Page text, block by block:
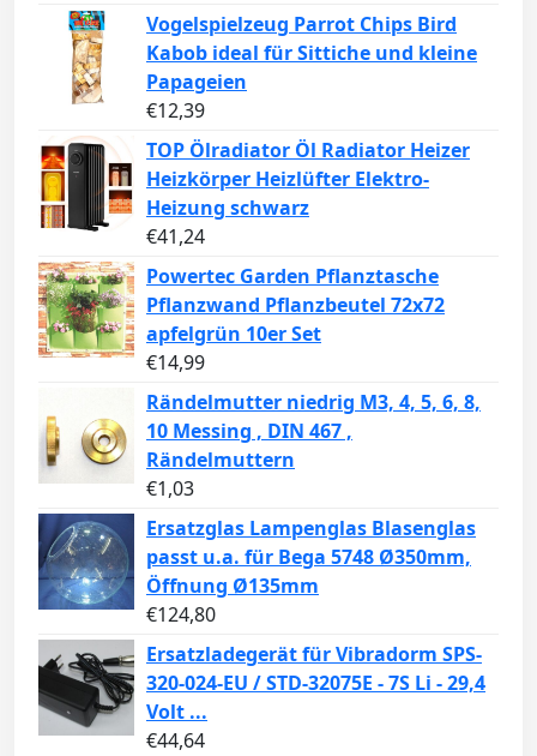
Vogelspielzeug Parrot Chips Bird
Kabob ideal für Sittiche und kleine
Papageien
€12,39
TOP Ölradiator Öl Radiator Heizer
Heizkörper Heizlüfter Elektro-
Heizung schwarz
€41,24
Powertec Garden Pflanztasche
Pflanzwand Pflanzbeutel 72x72
apfelgrün 10er Set
€14,99
Rändelmutter niedrig M3, 4, 5, 6, 8,
10 Messing , DIN 467 ,
Rändelmuttern
€1,03
Ersatzglas Lampenglas Blasenglas
passt u.a. für Bega 5748 Ø350mm,
Öffnung Ø135mm
€124,80
Ersatzladegerät für Vibradorm SPS-
320-024-EU / STD-32075E - 7S Li - 29,4
Volt ...
€44,64